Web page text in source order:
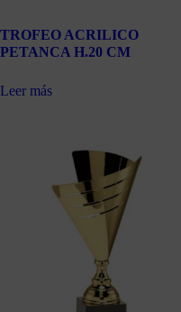
TROFEO ACRILICO
PETANCA H.20 CM
Leer más